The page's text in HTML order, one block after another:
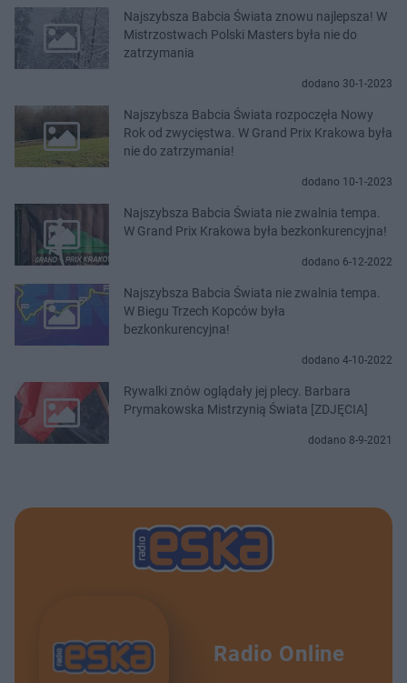
Najszybsza Babcia Świata znowu najlepsza! W
Mistrzostwach Polski Masters była nie do
zatrzymania
dodano 30-1-2023
Najszybsza Babcia Świata rozpoczęła Nowy
Rok od zwycięstwa. W Grand Prix Krakowa była
nie do zatrzymania!
dodano 10-1-2023
Najszybsza Babcia Świata nie zwalnia tempa.
W Grand Prix Krakowa była bezkonkurencyjna!
dodano 6-12-2022
Najszybsza Babcia Świata nie zwalnia tempa.
W Biegu Trzech Kopców była
bezkonkurencyjna!
dodano 4-10-2022
Rywalki znów oglądały jej plecy. Barbara
Prymakowska Mistrzynią Świata [ZDJĘCIA]
dodano 8-9-2021
Radio Online